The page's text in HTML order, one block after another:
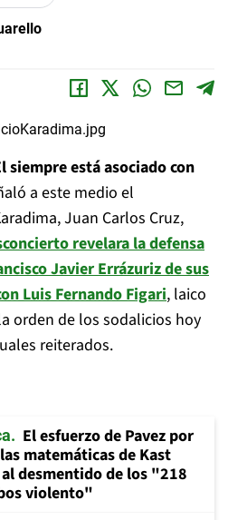
siempre está asociado con
a este medio el
Juan Carlos Cruz,
revelara la defensa
Javier Errázuriz de sus
Luis Fernando Figari, laico
orden de los sodalicios hoy
reiterados.
El esfuerzo de Pavez por
matemáticas de Kast
desmentido de los "218
violento"